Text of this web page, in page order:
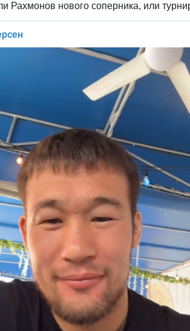
Рахмонов нового соперника, или